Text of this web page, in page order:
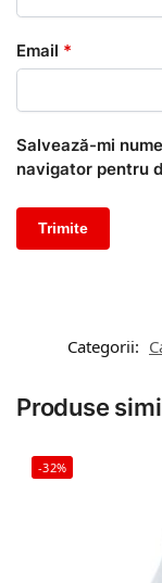
Email *
Salvează-mi
navigator pentru
Categorii:
Produse
-32%